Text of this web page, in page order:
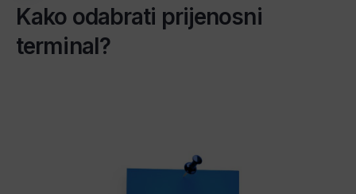
Kako odabrati prijenosni
terminal?